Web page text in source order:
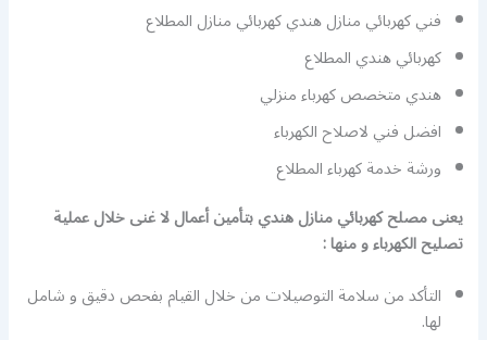
فني كهربائي منازل هندي كهربائي منازل المطلاع
كهربائي هندي المطلاع
هندي متخصص كهرباء منزلي
افضل فني لاصلاح الكهرباء
ورشة خدمة كهرباء المطلاع
يعنى مصلح كهربائي منازل هندي بتأمين أعمال لا غنى خلال عملية
تصليح الكهرباء و منها :
التأكد من سلامة التوصيلات من خلال القيام بفحص دقيق و شامل
لها.